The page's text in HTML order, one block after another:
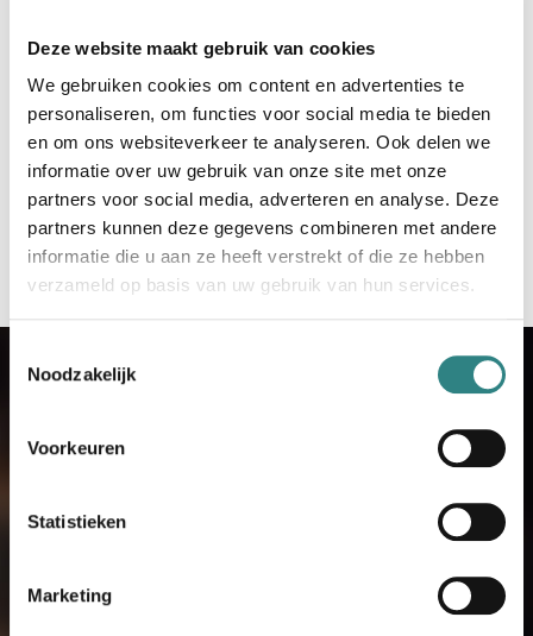
Deze website maakt gebruik van cookies
We gebruiken cookies om content en advertenties te
personaliseren, om functies voor social media te bieden
en om ons websiteverkeer te analyseren. Ook delen we
informatie over uw gebruik van onze site met onze
partners voor social media, adverteren en analyse. Deze
partners kunnen deze gegevens combineren met andere
informatie die u aan ze heeft verstrekt of die ze hebben
verzameld op basis van uw gebruik van hun services.
Noodzakelijk
Voorkeuren
Statistieken
Marketing
Download hier onze checklist over “hoe een
restaurant te openen”.
Checklist: Restaurant beginnen
Neem contact op
zal één van onze experts contact met je
onze producten en ze te demonstreren.